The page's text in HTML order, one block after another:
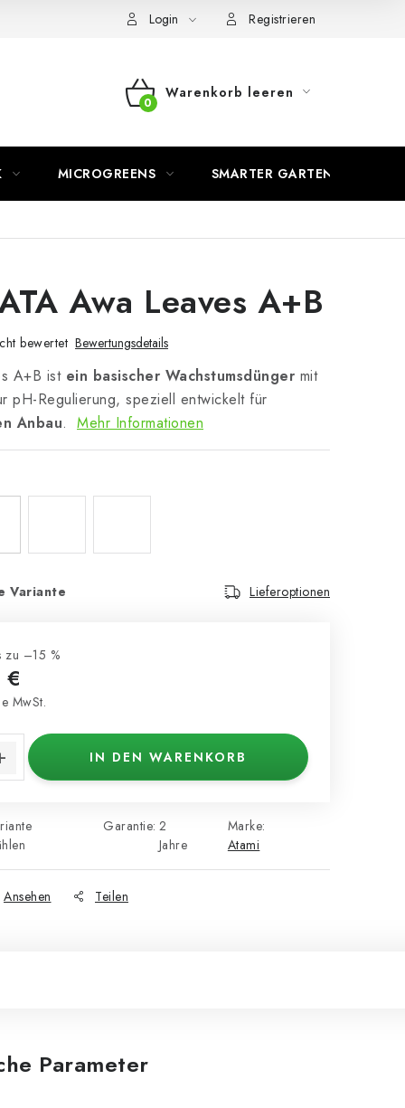
Login Registrieren
WARENKORB
Warenkorb leeren
MICROGREENS SMARTER GARTEN
Awa Leaves A+B
bewertet Bewertungsdetails
A+B ist ein basischer Wachstumsdünger mit
pH-Regulierung, speziell entwickelt für
Anbau. Mehr Informationen
Variante Lieferoptionen
zu –15 %
MwSt.
IN DEN WARENKORB
Marke:
Atami
Garantie: 2
Jahre
Ansehen Teilen
Parameter